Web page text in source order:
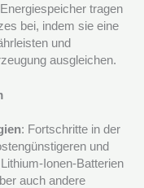
tragen
bei, indem sie eine
und
ausgleichen.
: Fortschritte in der
und
Ionen-Batterien
auch andere